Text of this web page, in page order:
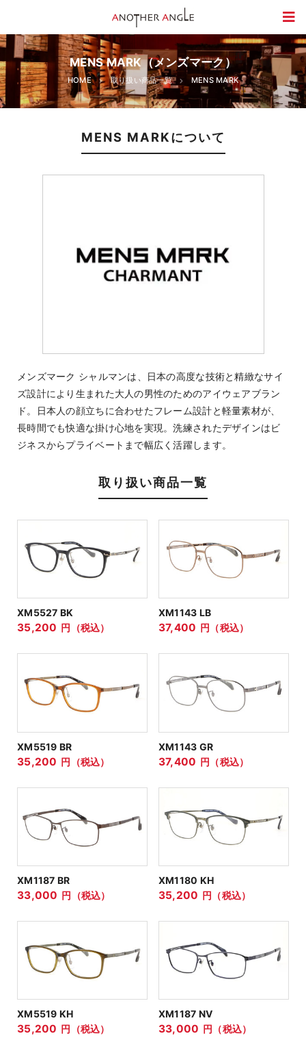
MENS MARK（メンズマーク）
HOME 取り扱い商品一覧 MENS MARK
MENS MARKについて
メンズマーク シャルマンは、日本の高度な技術と精緻なサイ
ズ設計により生まれた大人の男性のためのアイウェアブラン
ド。日本人の顔立ちに合わせたフレーム設計と軽量素材が、
長時間でも快適な掛け心地を実現。洗練されたデザインはビ
ジネスからプライベートまで幅広く活躍します。
取り扱い商品一覧
XM5527 BK
35,200 円（税込）
XM1143 LB
37,400 円（税込）
XM5519 BR
35,200 円（税込）
XM1143 GR
37,400 円（税込）
XM1187 BR
33,000 円（税込）
XM1180 KH
35,200 円（税込）
XM5519 KH
35,200 円（税込）
XM1187 NV
33,000 円（税込）